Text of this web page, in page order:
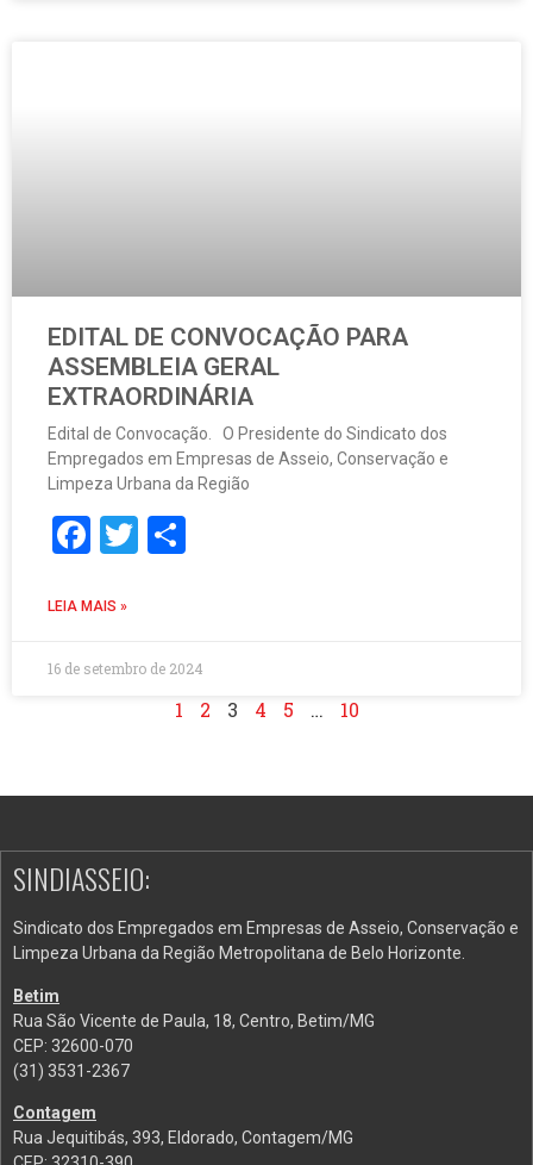
EDITAL DE CONVOCAÇÃO PARA
ASSEMBLEIA GERAL
EXTRAORDINÁRIA
Edital de Convocação. O Presidente do Sindicato dos
Empregados em Empresas de Asseio, Conservação e
Limpeza Urbana da Região
Facebook
Twitter
LEIA MAIS »
16 de setembro de 2024
1 2 3 4 5 … 10
SINDIASSEIO:
Sindicato dos Empregados em Empresas de Asseio, Conservação e
Limpeza Urbana da Região Metropolitana de Belo Horizonte.
Betim
Rua São Vicente de Paula, 18, Centro, Betim/MG
CEP: 32600-070
(31) 3531-2367
Contagem
Rua Jequitibás, 393, Eldorado, Contagem/MG